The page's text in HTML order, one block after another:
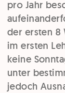
pro Jahr
der ersten 8
im ersten
keine
unter
jedoch